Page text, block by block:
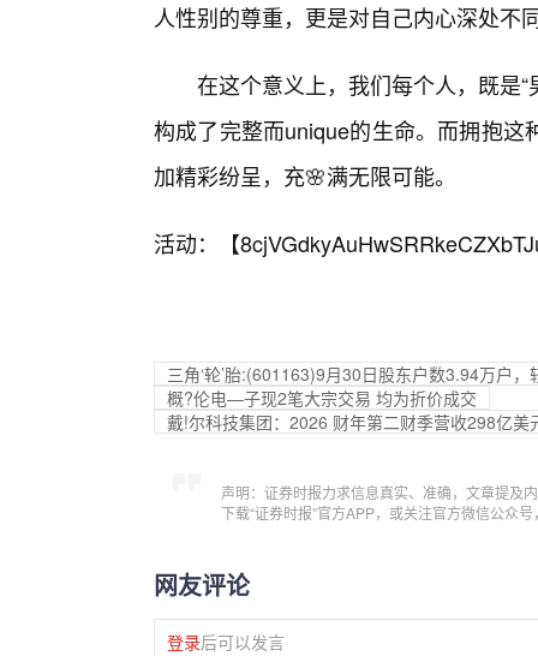
人性别的尊重，更是对自己内心深处不
在这个意义上，我们每个人，既是
构成了完整而unique的生命。而拥抱
加精彩纷呈，充🌸满无限可能。
活动：【
三角‘轮’胎:(601163)9月30日股东户数3.94万户
概?伦电—子现2笔大宗交易 均为折价成交
戴!尔科技集团：2026 财年第二财季营收298亿美
声明：证券时报力求信息真实、准确，文章提及
下载“证券时报”官方APP，或关注官方微信公众
网友评论
登录后可以发言